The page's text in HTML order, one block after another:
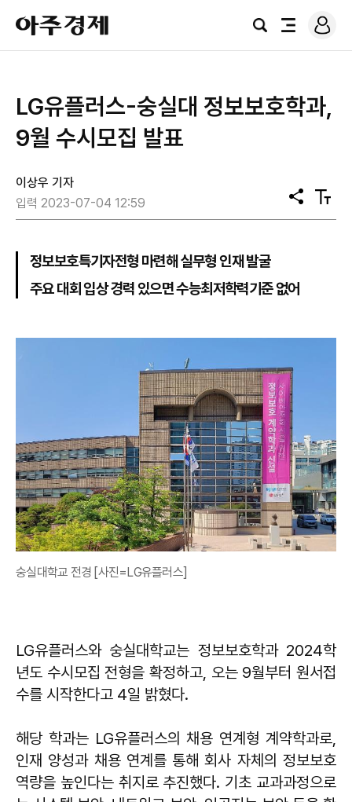
아
주
경
검
전
로
그
​LG유플러스-숭실대 정보보호학과,
9월 수시모집 발표
이상우 기자
입력 2023-07-04 12:59
공
유
텍
스
정보보호특기자전형 마련해 실무형 인재 발굴
주요 대회 입상 경력 있으면 수능최저학력기준 없어
숭실대학교 전경 [사진=LG유플러스]
LG유플러스와 숭실대학교는 정보보호학과 2024학
년도 수시모집 전형을 확정하고, 오는 9월부터 원서접
수를 시작한다고 4일 밝혔다.
해당 학과는 LG유플러스의 채용 연계형 계약학과로,
인재 양성과 채용 연계를 통해 회사 자체의 정보보호
역량을 높인다는 취지로 추진했다. 기초 교과과정으로